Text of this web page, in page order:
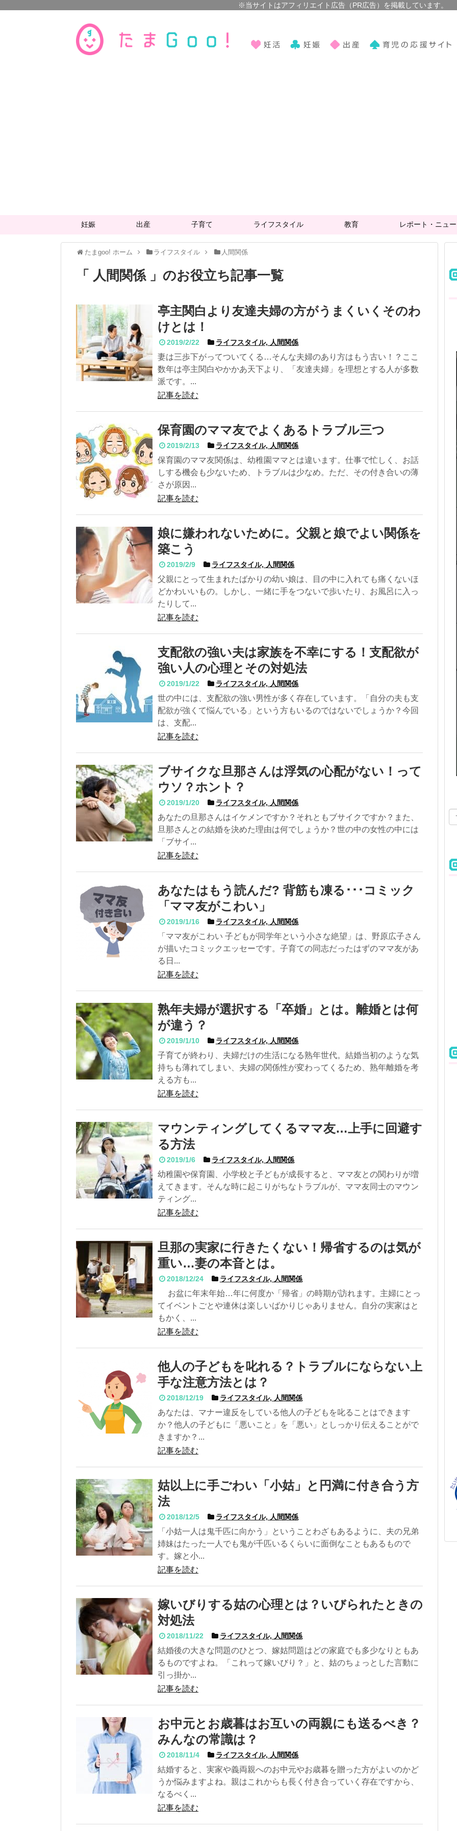
妊娠 出産 子育て ライフスタイル 教育 レポート・ニュ
たまgoo! ホーム ライフスタイル 人間関係
「 人間関係 」のお役立ち記事一覧
亭主関白より友達夫婦の方がうまくいくそのわ
けとは！
2019/2/22 ライフスタイル, 人間関係
妻は三歩下がってついてくる…そんな夫婦のあり方はもう古い！？ここ
数年は亭主関白やかかあ天下より、「友達夫婦」を理想とする人が多数
派です。...
記事を読む
保育園のママ友でよくあるトラブル三つ
2019/2/13 ライフスタイル, 人間関係
保育園のママ友関係は、幼稚園ママとは違います。仕事で忙しく、お話
しする機会も少ないため、トラブルは少なめ。ただ、その付き合いの薄
さが原因...
記事を読む
娘に嫌われないために。父親と娘でよい関係を
築こう
2019/2/9 ライフスタイル, 人間関係
父親にとって生まれたばかりの幼い娘は、目の中に入れても痛くないほ
どかわいいもの。しかし、一緒に手をつないで歩いたり、お風呂に入っ
たりして...
記事を読む
支配欲の強い夫は家族を不幸にする！支配欲が
強い人の心理とその対処法
2019/1/22 ライフスタイル, 人間関係
世の中には、支配欲の強い男性が多く存在しています。「自分の夫も支
配欲が強くて悩んでいる」という方もいるのではないでしょうか？今回
は、支配...
記事を読む
ブサイクな旦那さんは浮気の心配がない！って
ウソ？ホント？
2019/1/20 ライフスタイル, 人間関係
あなたの旦那さんはイケメンですか？それともブサイクですか？また、
旦那さんとの結婚を決めた理由は何でしょうか？世の中の女性の中には
「ブサイ...
記事を読む
あなたはもう読んだ? 背筋も凍る･･･コミック
「ママ友がこわい」
2019/1/16 ライフスタイル, 人間関係
「ママ友がこわい 子どもが同学年という小さな絶望」は、野原広子さん
が描いたコミックエッセーです。子育ての同志だったはずのママ友があ
る日...
記事を読む
熟年夫婦が選択する「卒婚」とは。離婚とは何
が違う？
2019/1/10 ライフスタイル, 人間関係
子育てが終わり、夫婦だけの生活になる熟年世代。結婚当初のような気
持ちも薄れてしまい、夫婦の関係性が変わってくるため、熟年離婚を考
える方も...
記事を読む
マウンティングしてくるママ友…上手に回避す
る方法
2019/1/6 ライフスタイル, 人間関係
幼稚園や保育園、小学校と子どもが成長すると、ママ友との関わりが増
えてきます。そんな時に起こりがちなトラブルが、ママ友同士のマウン
ティング...
記事を読む
旦那の実家に行きたくない！帰省するのは気が
重い…妻の本音とは。
2018/12/24 ライフスタイル, 人間関係
お盆に年末年始…年に何度か「帰省」の時期が訪れます。主婦にとっ
てイベントごとや連休は楽しいばかりじゃありません。自分の実家はと
もかく、...
記事を読む
他人の子どもを叱れる？トラブルにならない上
手な注意方法とは？
2018/12/19 ライフスタイル, 人間関係
あなたは、マナー違反をしている他人の子どもを叱ることはできます
か？他人の子どもに「悪いこと」を「悪い」としっかり伝えることがで
きますか？...
記事を読む
姑以上に手ごわい「小姑」と円満に付き合う方
法
2018/12/5 ライフスタイル, 人間関係
「小姑一人は鬼千匹に向かう」ということわざもあるように、夫の兄弟
姉妹はたった一人でも鬼が千匹いるくらいに面倒なこともあるもので
す。嫁と小...
記事を読む
嫁いびりする姑の心理とは？いびられたときの
対処法
2018/11/22 ライフスタイル, 人間関係
結婚後の大きな問題のひとつ、嫁姑問題はどの家庭でも多少なりともあ
るものですよね。「これって嫁いびり？」と、姑のちょっとした言動に
引っ掛か...
記事を読む
お中元とお歳暮はお互いの両親にも送るべき？
みんなの常識は？
2018/11/4 ライフスタイル, 人間関係
結婚すると、実家や義両親へのお中元やお歳暮を贈った方がよいのかど
うか悩みますよね。親はこれからも長く付き合っていく存在ですから、
なるべく...
記事を読む